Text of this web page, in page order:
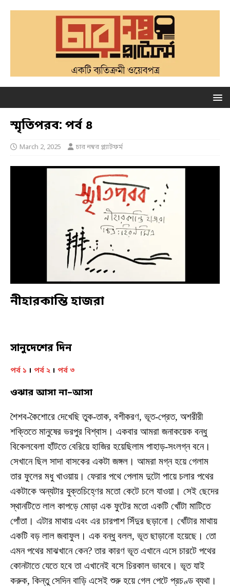
স্মৃতিপরব: পর্ব ৪
March 2, 2025 চার নম্বর প্ল্যাটফর্ম
নীহারকান্তি হাজরা
সানুদেশের দিন
পর্ব ১ । পর্ব ২ । পর্ব ৩
ওঝার আসা না–আসা
শৈশব-কৈশোরে দেখেছি তুক-তাক, বশীকরণ, ভূত-প্রেত, অশরীরী
শক্তিতে মানুষের ভরপুর বিশ্বাস। একবার আমরা জনাকয়েক বন্ধু
বিকেলবেলা হাঁটতে বেরিয়ে হাজির হয়েছিলাম পাহাড়-সংলগ্ন বনে।
সেখানে ছিল সাদা বাসকের একটা জঙ্গল। আমরা মগ্ন হয়ে গেলাম
তার ফুলের মধু খাওয়ায়। ফেরার পথে পেলাম দুটো পায়ে চলার পথের
একটাকে অন্যটার যুক্তচিহ্ণের মতো কেটে চলে যাওয়া। সেই ছেদের
স্থানটিতে লাল কাপড়ে মোড়া এক ফুটের মতো একটি খোঁটা মাটিতে
পোঁতা। এটার মাথায় এবং এর চারপাশ সিঁদুর ছড়ানো। খোঁটার মাথায়
একটি বড় লাল জবাফুল। এক বন্ধু বলল, ভূত ছাড়ানো হয়েছে। তো
এমন পথের মাঝখানে কেন? তার কারণ ভূত এখানে এসে চারটে পথের
কোনটাতে যেতে হবে তা এখানেই বসে চিরকাল ভাববে। ভূত যাই
করুক, কিন্তু সেদিন বাড়ি এসেই শুরু হয়ে গেল পেটে প্রচণ্ড ব্যথা।